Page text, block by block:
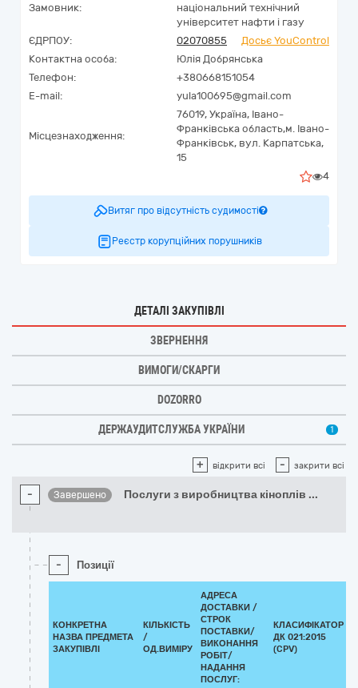
Замовник:
національний технічний
університет нафти і газу
ЄДРПОУ:
02070855
Досьє YouControl
Контактна особа:
Юлія Добрянська
Телефон:
+380668151054
E-mail:
yula100695@gmail.com
Місцезнаходження:
76019, Україна, Івано-
Франківська область,м. Івано-
Франківськ, вул. Карпатська,
15
4
Витяг про відсутність судимості
Реєстр корупційних порушників
ДЕТАЛІ ЗАКУПІВЛІ
ЗВЕРНЕННЯ
ВИМОГИ/СКАРГИ
DOZORRO
ДЕРЖАУДИТСЛУЖБА УКРАЇНИ 1
+ відкрити всі - закрити всі
- Завершено Послуги з виробництва кіноплів ...
- Позиції
КОНКРЕТНА
НАЗВА ПРЕДМЕТА
ЗАКУПІВЛІ
КІЛЬКІСТЬ
/
ОД.ВИМІРУ
АДРЕСА
ДОСТАВКИ /
СТРОК
ПОСТАВКИ/
ВИКОНАННЯ
РОБІТ/
НАДАННЯ
ПОСЛУГ:
КЛАСИФІКАТОР
ДК 021:2015
(CPV)